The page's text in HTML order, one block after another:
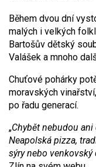
Během dvou dní
malých i velkých
Bartošův dětský
Valášek a mnoho
Chuťové pohárky
moravských
po řadu generací.
„Chybět nebudou
Neapolská pizza,
sýry nebo venkovský